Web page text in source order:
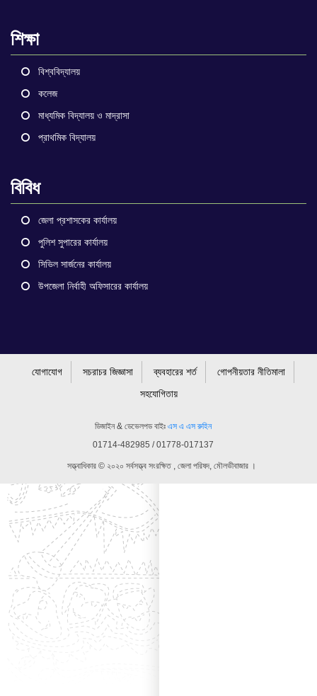
শিক্ষা
বিশ্ববিদ্যালয়
কলেজ
মাধ্যমিক বিদ্যালয় ও মাদ্রাসা
প্রাথমিক বিদ্যালয়
বিবিধ
জেলা প্রশাসকের কার্যালয়
পুলিশ সুপারের কার্যালয়
সিভিল সার্জনের কার্যালয়
উপজেলা নির্বাহী অফিসারের কার্যালয়
যোগাযোগ সচরাচর জিজ্ঞাসা ব্যবহারের শর্ত
গোপনীয়তার নীতিমালা
সহযোগিতায়
ডিজাইন & ডেভেলপড বাইঃ এস এ এস রুহিন
01714-482985 / 01778-017137
সত্ত্বাধিকার © ২০২০ সর্বসত্ত্ব সংরক্ষিত , জেলা পরিষদ, মৌলভীবাজার ।